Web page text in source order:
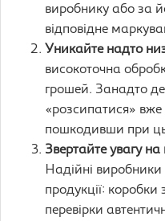
виробнику або за
відповідне
Уникайте надто
високоточна
грошей. Занадто
«розсипатися» вже
пошкодивши при
Звертайте увагу
Надійні
продукції:
перевірки